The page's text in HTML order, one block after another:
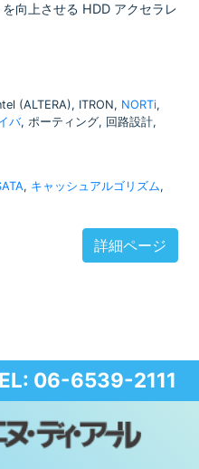
向上させる HDD アクセラレ
(ALTERA), ITRON, NORTi,
バ, ポーティング, 回路設計,
, キャッシュアルゴリズム,
詳細ページ
06-6539-2111